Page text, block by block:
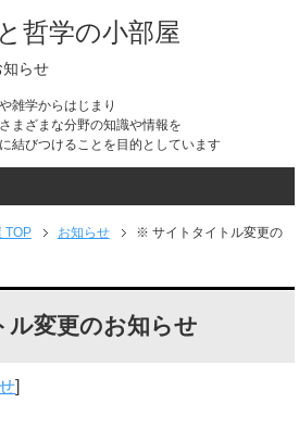
哲学の小部屋
らせ
雑学からはじまり
まざまな分野の知識や情報を
結びつけることを目的としています
TOP お知らせ
※ サイトタイトル変更の
変更のお知らせ
]